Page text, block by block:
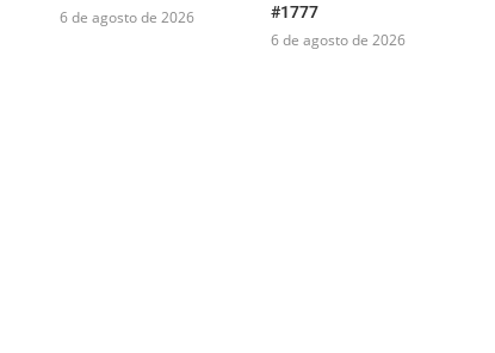
6 de agosto de 2026
#1777
6 de agosto de 2026